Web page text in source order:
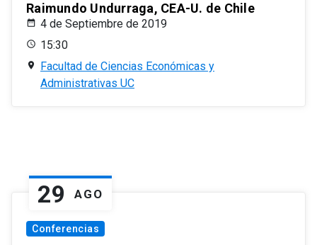
Raimundo Undurraga, CEA-U. de Chile
4 de Septiembre de 2019
15:30
Facultad de Ciencias Económicas y
Administrativas UC
29 AGO
Conferencias